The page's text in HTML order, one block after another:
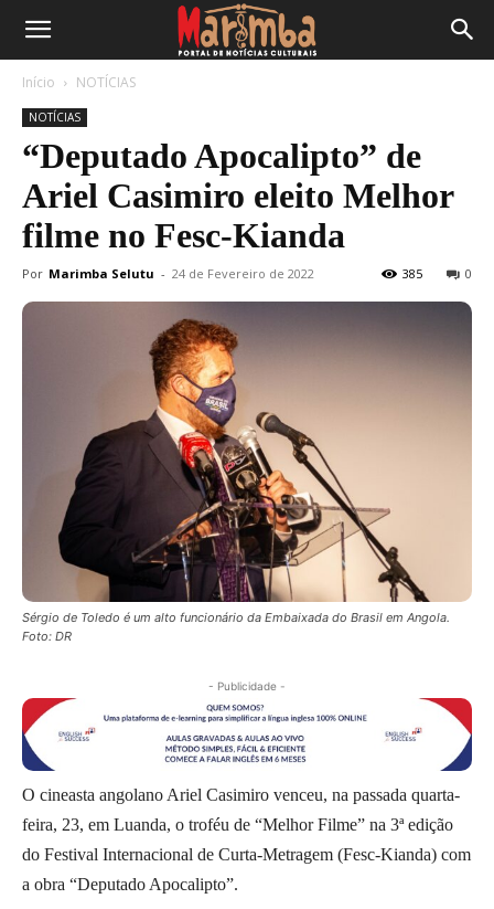
Início NOTÍCIAS
NOTÍCIAS
“Deputado Apocalipto” de
Ariel Casimiro eleito Melhor
filme no Fesc-Kianda
Por Marimba Selutu - 24 de Fevereiro de 2022 0
385
Sérgio de Toledo é um alto funcionário da Embaixada do Brasil em Angola.
Foto: DR
- Publicidade -
O cineasta angolano Ariel Casimiro venceu, na passada quarta-
feira, 23, em Luanda, o troféu de “Melhor Filme” na 3ª edição
do Festival Internacional de Curta-Metragem (Fesc-Kianda) com
a obra “Deputado Apocalipto”.